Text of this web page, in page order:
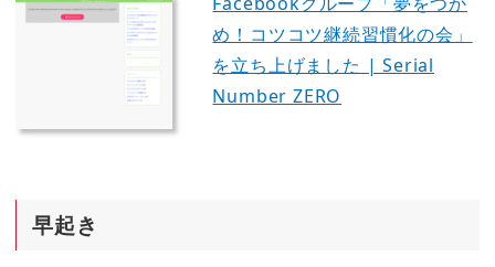
め！コツコツ継続習慣化の会」
を立ち上げました | Serial
Number ZERO
早起き